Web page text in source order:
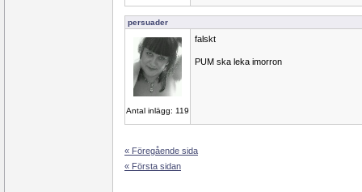
persuader
Antal inlägg: 119
falskt
PUM ska leka imorron
« Föregående sida
« Första sidan